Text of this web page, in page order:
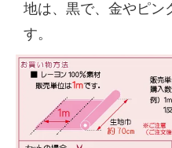
地は、黒で、金やピン
す。